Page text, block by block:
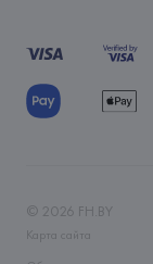
© 2026 FH.BY
Карта сайта